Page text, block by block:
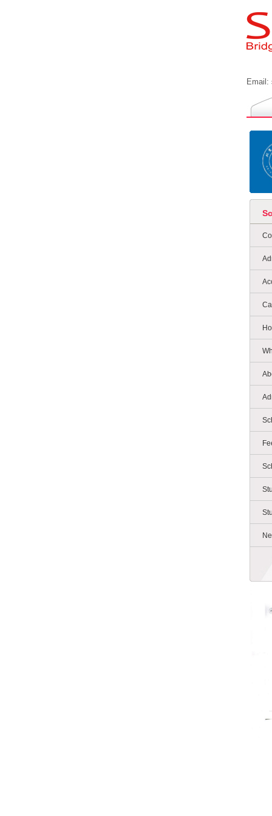
Email: